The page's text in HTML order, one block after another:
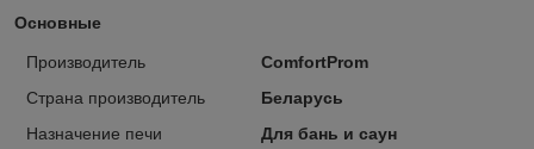
Основные
Производитель
ComfortProm
Страна производитель
Беларусь
Назначение печи
Для бань и саун